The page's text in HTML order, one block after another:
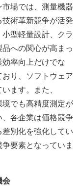
場では、測量機器
術革新競争が活発
型軽量設計、クラ
への関心が高まっ
率向上だけでな
り、ソフトウェア
ます。また、
でも高精度測定が
各企業は価格競争
別化を強化してい
要素となっていま
会